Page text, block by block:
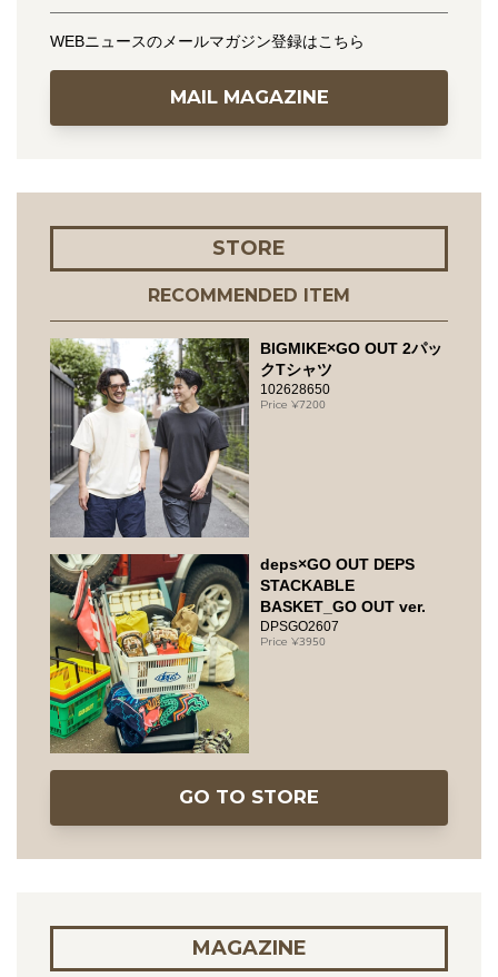
WEBニュースのメールマガジン登録はこちら
MAIL MAGAZINE
STORE
RECOMMENDED ITEM
BIGMIKE×GO OUT 2パッ
クTシャツ
102628650
7200
deps×GO OUT DEPS
STACKABLE
BASKET_GO OUT ver.
DPSGO2607
3950
GO TO STORE
MAGAZINE